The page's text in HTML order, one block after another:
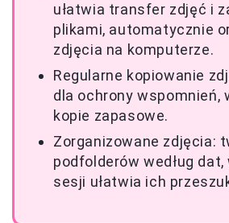
ułatwia transfer zdjęć i
plikami, automatycznie
zdjęcia na komputerze.
Regularne kopiowanie
dla ochrony wspomnień,
kopie zapasowe.
Zorganizowane zdjęcia:
podfolderów według
sesji ułatwia ich